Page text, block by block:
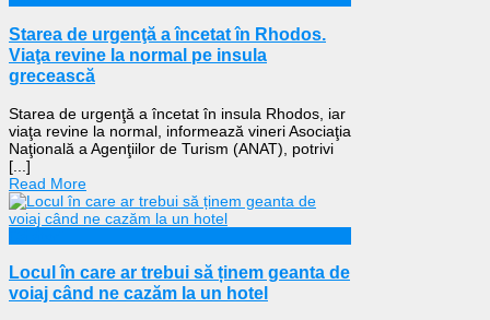
Starea de urgenţă a încetat în Rhodos.
Viaţa revine la normal pe insula
grecească
Starea de urgenţă a încetat în insula Rhodos, iar
viaţa revine la normal, informează vineri Asociaţia
Naţională a Agenţiilor de Turism (ANAT), potrivi
[...]
Read More
Locul în care ar trebui să ținem geanta de
voiaj când ne cazăm la un hotel